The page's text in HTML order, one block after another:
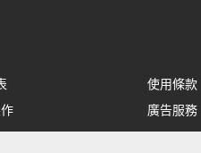
使用條款
廣告服務